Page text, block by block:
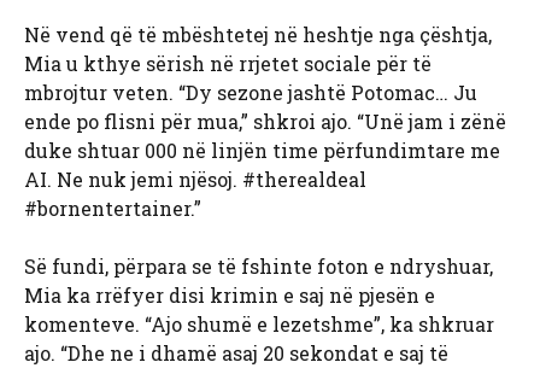
Në vend që të mbështetej në heshtje nga çështja,
Mia u kthye sërish në rrjetet sociale për të
mbrojtur veten. “Dy sezone jashtë Potomac… Ju
ende po flisni për mua,” shkroi ajo. “Unë jam i zënë
duke shtuar 000 në linjën time përfundimtare me
AI. Ne nuk jemi njësoj. #therealdeal
#bornentertainer.”
Së fundi, përpara se të fshinte foton e ndryshuar,
Mia ka rrëfyer disi krimin e saj në pjesën e
komenteve. “Ajo shumë e lezetshme”, ka shkruar
ajo. “Dhe ne i dhamë asaj 20 sekondat e saj të